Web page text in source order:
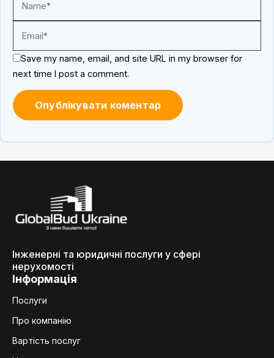
Save my name, email, and site URL in my browser for
next time I post a comment.
Інженерні та юридичні послуги у сфері
нерухомості
Інформація
Послуги
Про компанію
Вартість послуг